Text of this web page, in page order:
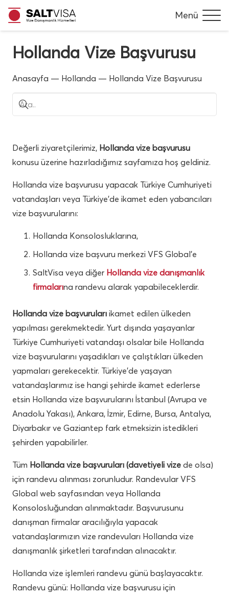
Menü
Hollanda Vize Başvurusu
Anasayfa — Hollanda — Hollanda Vize Başvurusu
Değerli ziyaretçilerimiz, Hollanda vize başvurusu
konusu üzerine hazırladığımız sayfamıza hoş geldiniz.
Hollanda vize başvurusu yapacak Türkiye Cumhuriyeti
vatandaşları veya Türkiye’de ikamet eden yabancıları
vize başvurularını:
Hollanda Konsolosluklarına,
Hollanda vize başvuru merkezi VFS Global’e
SaltVisa veya diğer Hollanda vize danışmanlık
firmalarına randevu alarak yapabileceklerdir.
Hollanda vize başvuruları ikamet edilen ülkeden
yapılması gerekmektedir. Yurt dışında yaşayanlar
Türkiye Cumhuriyeti vatandaşı olsalar bile Hollanda
vize başvurularını yaşadıkları ve çalıştıkları ülkeden
yapmaları gerekecektir. Türkiye’de yaşayan
vatandaşlarımız ise hangi şehirde ikamet ederlerse
etsin Hollanda vize başvurularını İstanbul (Avrupa ve
Anadolu Yakası), Ankara, İzmir, Edirne, Bursa, Antalya,
Diyarbakır ve Gaziantep fark etmeksizin istedikleri
şehirden yapabilirler.
Tüm Hollanda vize başvuruları (davetiyeli vize de olsa)
için randevu alınması zorunludur. Randevular VFS
Global web sayfasından veya Hollanda
Konsolosluğundan alınmaktadır. Başvurusunu
danışman firmalar aracılığıyla yapacak
vatandaşlarımızın vize randevuları Hollanda vize
danışmanlık şirketleri tarafından alınacaktır.
Hollanda vize işlemleri randevu günü başlayacaktır.
Randevu günü: Hollanda vize başvurusu için